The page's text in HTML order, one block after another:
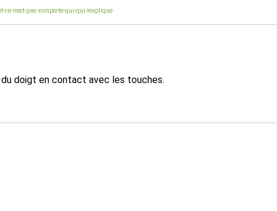
ce-nest-pas-nimporte-qui-qui-lexplique
doigt en contact avec les touches.